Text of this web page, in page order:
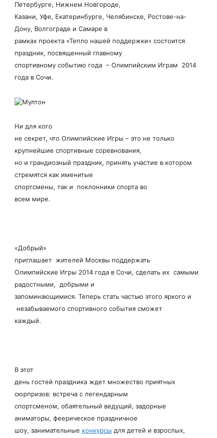
Петербурге, Нижнем Новгороде,
Казани, Уфе, Екатеринбурге, Челябинске, Ростове-на-
Дону, Волгограде и Самаре в
рамках проекта «Тепло нашей поддержки» состоится
праздник, посвященный главному
спортивному событию года – Олимпийским Играм 2014
года в Сочи.
Ни для кого
не секрет, что Олимпийские Игры – это не только
крупнейшие спортивные соревнования,
но и грандиозный праздник, принять участие в котором
стремятся как именитые
спортсмены, так и поклонники спорта во
всем мире.
«Добрый»
приглашает жителей Москвы поддержать
Олимпийские Игры 2014 года в Сочи, сделать их самыми
радостными, добрыми и
запоминающимися. Теперь стать частью этого яркого и
незабываемого спортивного события сможет
каждый.
В этот
день гостей праздника ждет множество приятных
сюрпризов: встреча с легендарным
спортсменом, обаятельный ведущий, задорные
аниматоры, феерическое праздничное
шоу, занимательные конкурсы для детей и взрослых,